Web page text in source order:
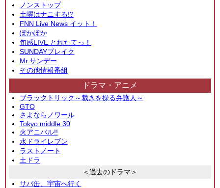
ノンストップ
土曜はナニする!?
FNN Live News イット！
ぽかぽか
旬感LIVE とれたてっ！
SUNDAYブレイク
Mr.サンデー
その他情報番組
ドラマ・アニメ
ブラックトリック～裁きを操る弁護人～
GTO
さよならノワール
Tokyo middle 30
火アニバル!!
水ドライレブン
ラストノート
土ドラ
＜過去のドラマ＞
サバ缶、宇宙へ行く